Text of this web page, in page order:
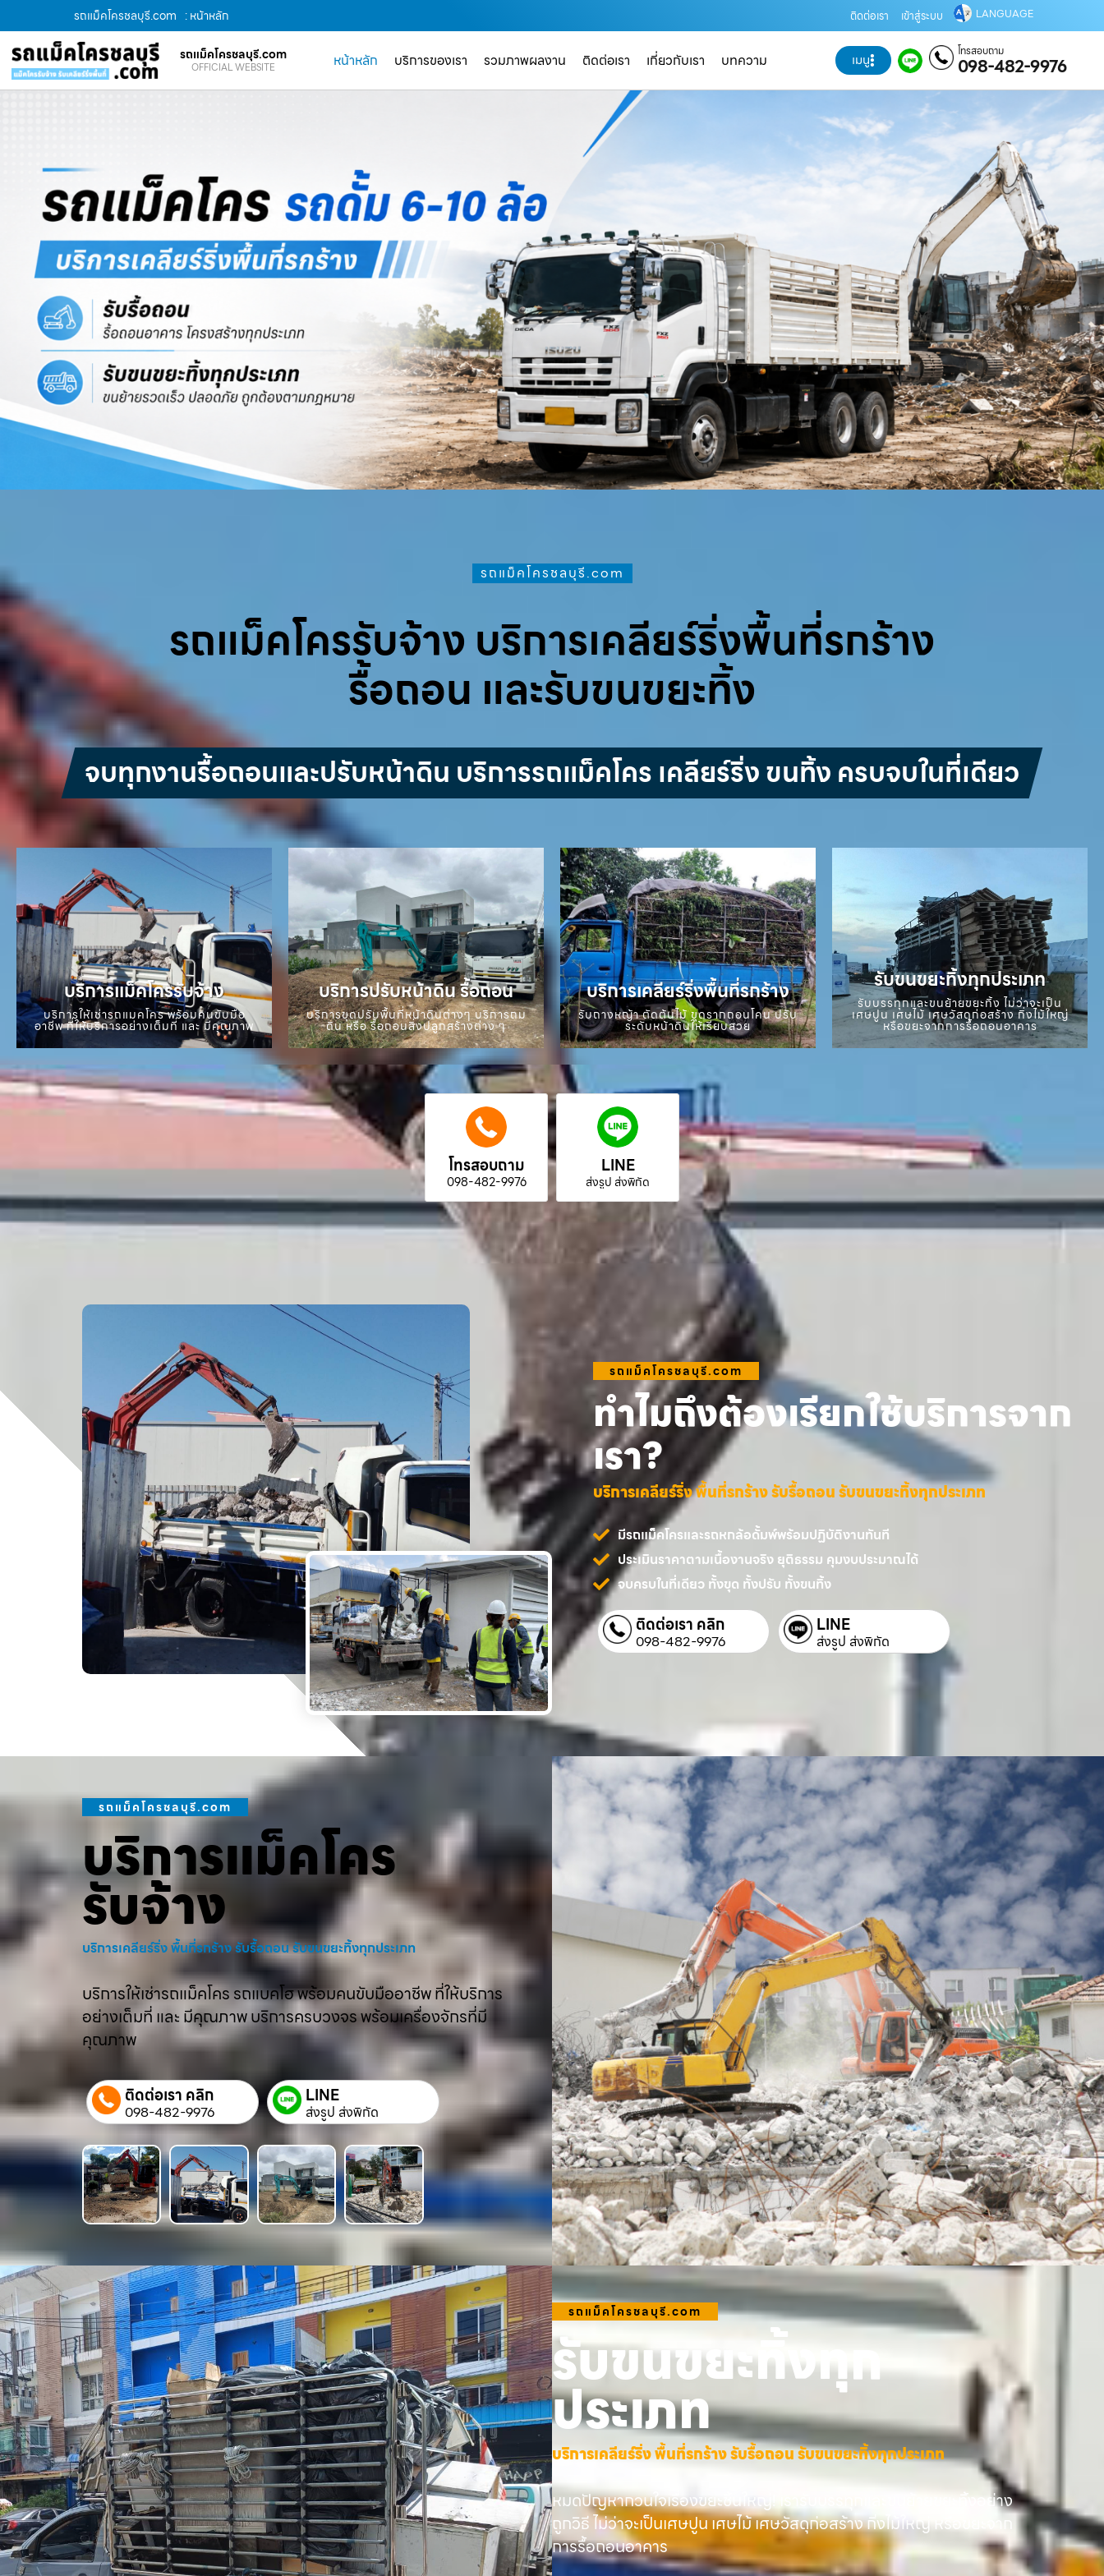
รถแม็คโครชลบุรี.com : หน้าหลัก ติดต่อเรา เข้าสู่ระบบ LANGUAGE
รถแม็คโครชลบุรี.com
OFFICIAL WEBSITE หน้าหลัก บริการของเรา รวมภาพผลงาน ติดต่อเรา เกี่ยวกับเรา บทความ เมนู โทรสอบถาม
098-482-9976
รถแม็คโครชลบุรี.com
รถแม็คโครรับจ้าง บริการเคลียร์ริ่งพื้นที่รกร้าง
รื้อถอน และรับขนขยะทิ้ง
จบทุกงานรื้อถอนและปรับหน้าดิน บริการรถแม็คโคร เคลียร์ริ่ง ขนทิ้ง ครบจบในที่เดียว
บริการแม็คโครรับจ้าง
บริการให้เช่ารถแมคโคร พร้อมคนขับมือ
อาชีพ ที่ให้บริการอย่างเต็มที่ และ มีคุณภาพ
บริการปรับหน้าดิน รื้อถอน
บริการขุดปรับพื้นที่หน้าดินต่างๆ บริการถม
ดิน หรือ รื้อถอนสิ่งปลูกสร้างต่าง ๆ
บริการเคลียร์ริ่งพื้นที่รกร้าง
รับถางหญ้า ตัดต้นไม้ ขุดรากถอนโคน ปรับ
ระดับหน้าดินให้เรียบสวย
รับขนขยะทิ้งทุกประเภท
รับบรรทุกและขนย้ายขยะทิ้ง ไม่ว่าจะเป็น
เศษปูน เศษไม้ เศษวัสดุก่อสร้าง กิ่งไม้ใหญ่
หรือขยะจากการรื้อถอนอาคาร
โทรสอบถาม
098-482-9976
LINE
ส่งรูป ส่งพิกัด
รถแม็คโครชลบุรี.com
ทำไมถึงต้องเรียกใช้บริการจาก
เรา?
บริการเคลียร์ริ่ง พื้นที่รกร้าง รับรื้อถอน รับขนขยะทิ้งทุกประเภท
มีรถแม็คโครและรถหกล้อดั้มพ์พร้อมปฏิบัติงานทันที
ประเมินราคาตามเนื้องานจริง ยุติธรรม คุมงบประมาณได้
จบครบในที่เดียว ทั้งขุด ทั้งปรับ ทั้งขนทิ้ง
ติดต่อเรา คลิก
098-482-9976
LINE
ส่งรูป ส่งพิกัด
รถแม็คโครชลบุรี.com
บริการแม็คโคร
รับจ้าง
บริการเคลียร์ริ่ง พื้นที่รกร้าง รับรื้อถอน รับขนขยะทิ้งทุกประเภท
บริการให้เช่ารถแม็คโคร รถแบคโฮ พร้อมคนขับมืออาชีพ ที่ให้บริการ
อย่างเต็มที่ และ มีคุณภาพ บริการครบวงจร พร้อมเครื่องจักรที่มี
คุณภาพ
ติดต่อเรา คลิก
098-482-9976
LINE
ส่งรูป ส่งพิกัด
รถแม็คโครชลบุรี.com
รับขนขยะทิ้งทุก
ประเภท
บริการเคลียร์ริ่ง พื้นที่รกร้าง รับรื้อถอน รับขนขยะทิ้งทุกประเภท
หมดปัญหากวนใจเรื่องขยะชิ้นใหญ่! เรารับบรรทุกและขนย้ายขยะทิ้งอย่าง
ถูกวิธี ไม่ว่าจะเป็นเศษปูน เศษไม้ เศษวัสดุก่อสร้าง กิ่งไม้ใหญ่ หรือขยะจาก
การรื้อถอนอาคาร